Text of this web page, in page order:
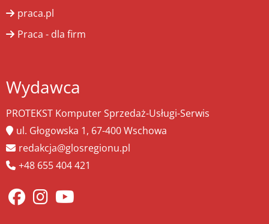
praca.pl
Praca - dla firm
Wydawca
PROTEKST Komputer Sprzedaż-Usługi-Serwis
ul. Głogowska 1, 67-400 Wschowa
redakcja@glosregionu.pl
+48 655 404 421